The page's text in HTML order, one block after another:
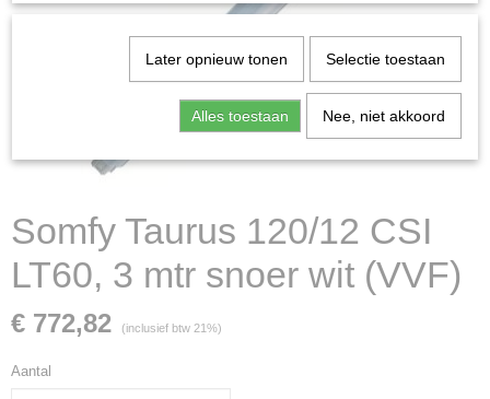
Somfy Taurus 120/12 CSI
LT60, 3 mtr snoer wit (VVF)
€ 772,82 (inclusief btw 21%)
Aantal
Later opnieuw tonen Selectie toestaan
Alles toestaan Nee, niet akkoord